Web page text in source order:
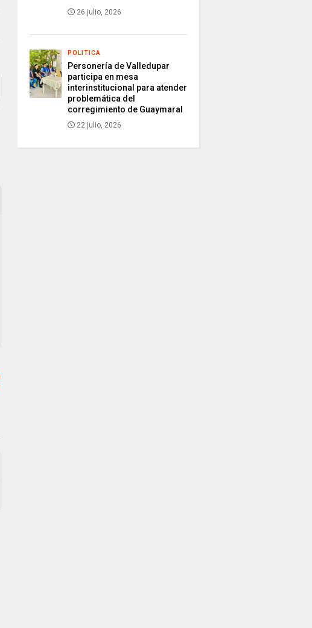
26 julio, 2026
POLITICA
Personería de Valledupar
participa en mesa
interinstitucional para atender
problemática del
corregimiento de Guaymaral
22 julio, 2026